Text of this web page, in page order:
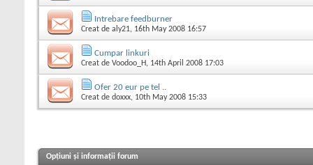
Intrebare feedburner
Creat de aly21, 16th May 2008 16:57
Cumpar linkuri
Creat de Voodoo_H, 14th April 2008 17:03
Ofer 20 eur pe tel ..
Creat de doxxx, 10th May 2008 15:33
Opțiuni și informații forum